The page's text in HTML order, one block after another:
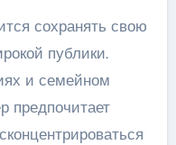
сохранять свою
публики.
и семейном
предпочитает